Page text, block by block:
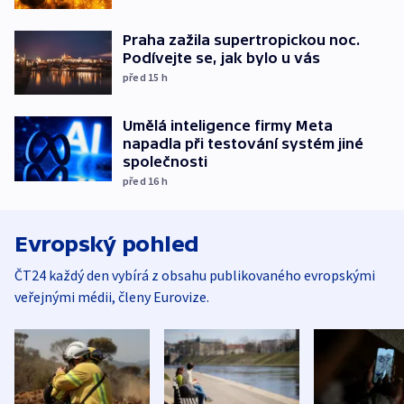
Praha zažila supertropickou noc.
Podívejte se, jak bylo u vás
před 15 h
Umělá inteligence firmy Meta
napadla při testování systém jiné
společnosti
před 16 h
Evropský pohled
ČT24 každý den vybírá z obsahu publikovaného evropskými
veřejnými médii, členy Eurovize.